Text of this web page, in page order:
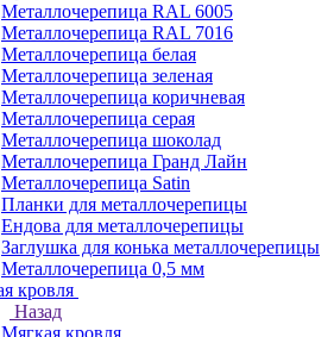
Металлочерепица RAL 6005
Металлочерепица RAL 7016
Металлочерепица белая
Металлочерепица зеленая
Металлочерепица коричневая
Металлочерепица серая
Металлочерепица шоколад
Металлочерепица Гранд Лайн
Металлочерепица Satin
Планки для металлочерепицы
Ендова для металлочерепицы
Заглушка для конька металлочерепицы
Металлочерепица 0,5 мм
кровля
Назад
Мягкая кровля